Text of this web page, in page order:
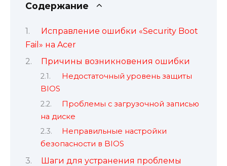
Содержание
Исправление ошибки «Security Boot
Fail» на Acer
Причины возникновения ошибки
Недостаточный уровень защиты
BIOS
Проблемы с загрузочной записью
на диске
Неправильные настройки
безопасности в BIOS
Шаги для устранения проблемы